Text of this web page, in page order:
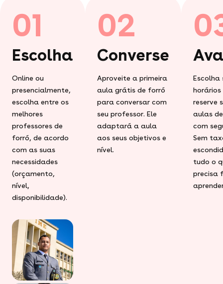
01
Escolha
Online ou
presencialmente,
escolha entre os
melhores
professores de
forró, de acordo
com as suas
necessidades
(orçamento,
nível,
disponibilidade).
02
Converse
Aproveite a primeira
aula grátis de forró
para conversar com
seu professor. Ele
adaptará a aula
aos seus objetivos e
nível.
Escolha
horários
reserve
aulas
com
Sem
tudo o
precisa